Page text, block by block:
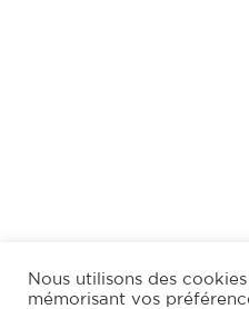
Nous utilisons des
mémorisant vos